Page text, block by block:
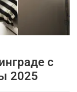
с
2025